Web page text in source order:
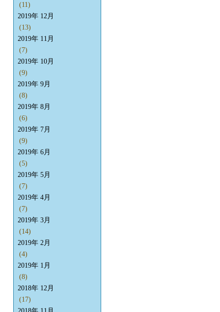
(11)
2019年 12月
(13)
2019年 11月
(7)
2019年 10月
(9)
2019年 9月
(8)
2019年 8月
(6)
2019年 7月
(9)
2019年 6月
(5)
2019年 5月
(7)
2019年 4月
(7)
2019年 3月
(14)
2019年 2月
(4)
2019年 1月
(8)
2018年 12月
(17)